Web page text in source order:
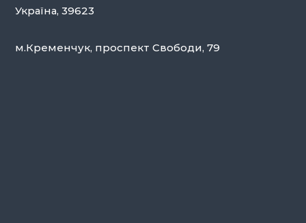
Україна, 39623
м.Кременчук, проспект Свободи, 79